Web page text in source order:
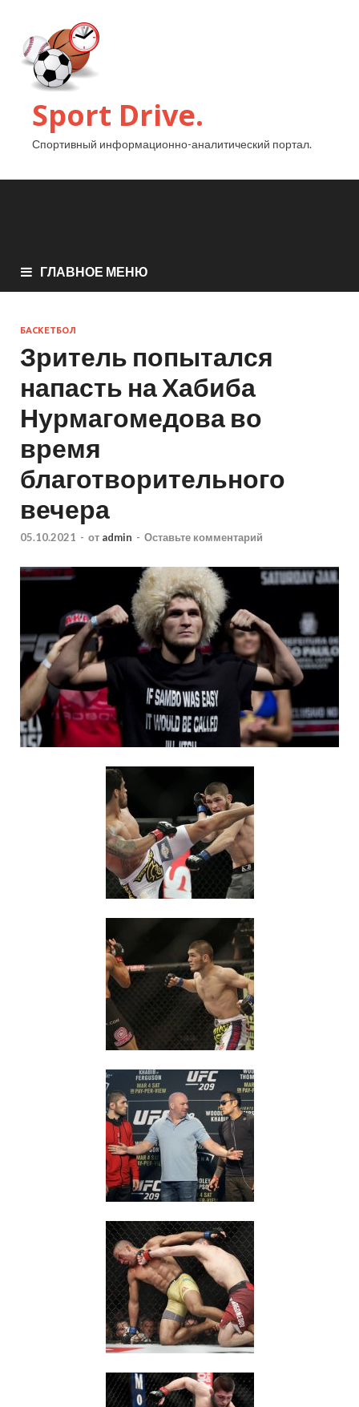
Sport Drive.
Спортивный информационно-аналитический портал.
ГЛАВНОЕ МЕНЮ
БАСКЕТБОЛ
Зритель попытался
напасть на Хабиба
Нурмагомедова во
время
благотворительного
вечера
05.10.2021 - от admin - Оставьте комментарий